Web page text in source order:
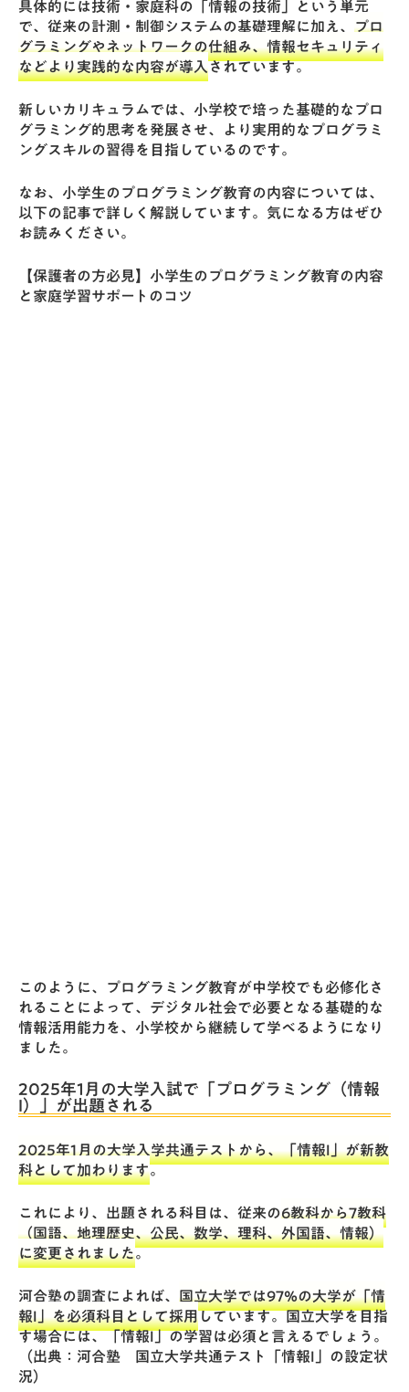
具体的には技術・家庭科の「情報の技術」という単元
で、従来の計測・制御システムの基礎理解に加え、 プロ
グラミングやネットワークの仕組み、情報セキュリティ
などより実践的な内容が導入されています。
新しいカリキュラムでは、小学校で培った基礎的なプロ
グラミング的思考を発展させ、より実用的なプログラミ
ングスキルの習得を目指しているのです。
なお、小学生のプログラミング教育の内容については、
以下の記事で詳しく解説しています。気になる方はぜひ
お読みください。
【保護者の方必見】小学生のプログラミング教育の内容
と家庭学習サポートのコツ
このように、プログラミング教育が中学校でも必修化さ
れることによって、デジタル社会で必要となる基礎的な
情報活用能力を、小学校から継続して学べるようになり
ました。
2025年1月の大学入試で「プログラミング（情報
I）」が出題される
2025年1月の大学入学共通テストから、「情報I」が新教
科として加わります。
これにより、出題される科目は、従来の6教科から7教科
（国語、地理歴史、公民、数学、理科、外国語、情報）
に変更されました。
河合塾の調査によれば、 国立大学では97%の大学が「情
報I」を必須科目として採用しています。国立大学を目指
す場合には、「情報I」の学習は必須と言えるでしょう。
（出典：河合塾 国立大学共通テスト「情報I」の設定状
況）